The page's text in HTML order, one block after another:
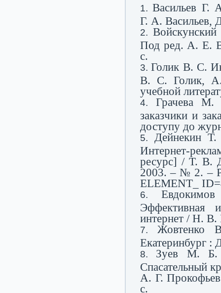
Васильев Г.
Г. А.
Под ред. А. Е.
с.
Голик В. С.
В. С. Голик, А.
учебной
Грачева М.
заказчики и
доступу до
Дейнекин
Интернет-
ресурс] / Т. В.
2003. – № 2. –
ЕLЕMЕNT_
Эффективная
интернет / Н.
Жовтенко
Екатеринбург :
Зуев М. Б.
Спасательный
А. Г.
с.